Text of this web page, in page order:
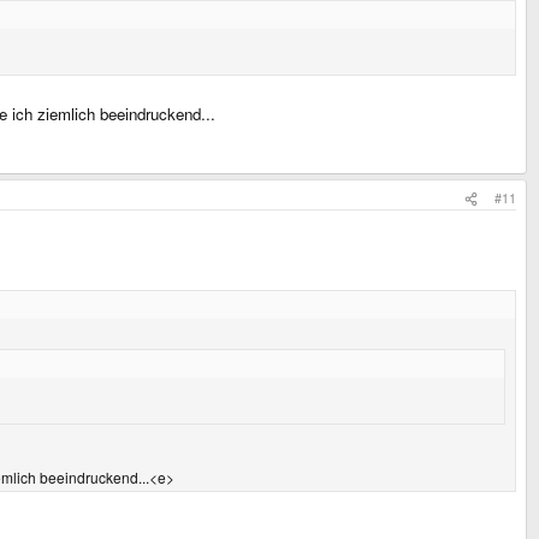
ich ziemlich beeindruckend...
#11
beeindruckend...<e>